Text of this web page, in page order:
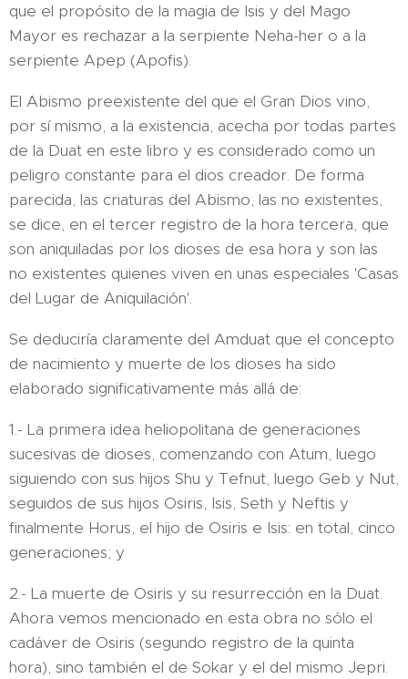
que el propósito de la magia de Isis y del Mago
Mayor es rechazar a la serpiente Neha-her o a la
serpiente Apep (Apofis).
El Abismo preexistente del que el Gran Dios vino,
por sí mismo, a la existencia, acecha por todas partes
de la Duat en este libro y es considerado como un
peligro constante para el dios creador. De forma
parecida, las criaturas del Abismo, las no existentes,
se dice, en el tercer registro de la hora tercera, que
son aniquiladas por los dioses de esa hora y son las
no existentes quienes viven en unas especiales 'Casas
del Lugar de Aniquilación'.
Se deduciría claramente del Amduat que el concepto
de nacimiento y muerte de los dioses ha sido
elaborado significativamente más allá de:
1.- La primera idea heliopolitana de generaciones
sucesivas de dioses, comenzando con Atum, luego
siguiendo con sus hijos Shu y Tefnut, luego Geb y Nut,
seguidos de sus hijos Osiris, Isis, Seth y Neftis y
finalmente Horus, el hijo de Osiris e Isis: en total, cinco
generaciones; y
2.- La muerte de Osiris y su resurrección en la Duat.
Ahora vemos mencionado en esta obra no sólo el
cadáver de Osiris (segundo registro de la quinta
hora), sino también el de Sokar y el del mismo Jepri.